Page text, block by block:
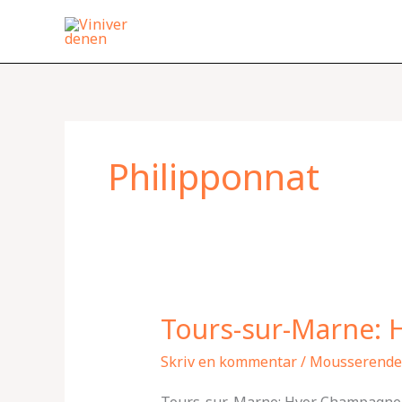
indholdet
Philipponnat
Tours-sur-Marne:
Skriv en kommentar/
Tours-
Marne:
Hvor